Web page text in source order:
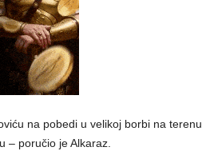
na pobedi u velikoj borbi na terenu
– poručio je Alkaraz.